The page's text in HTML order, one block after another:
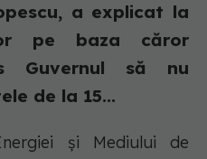
a explicat la
pe baza căror
Guvernul să nu
de la 15...
și Mediului de